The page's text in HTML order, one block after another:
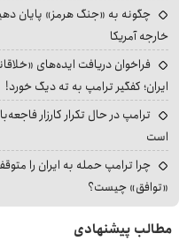
چگونه به «جنگ هرمز» پایان
خارجه آمریکا
فراخوان دریافت ایده‌های
ایران؛ کفگیر ترامپ به ته دیگ خورد!
ترامپ در حال تکرار کارزار
است
چرا ترامپ حمله به ایران را
«توافق» چیست؟
مطالب پیشنهادی